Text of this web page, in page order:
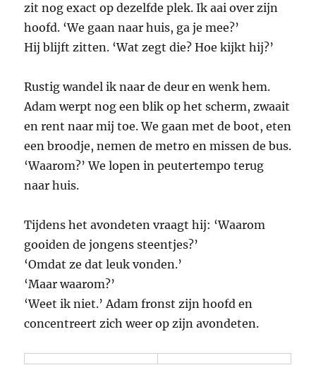
zit nog exact op dezelfde plek. Ik aai over zijn
hoofd. ‘We gaan naar huis, ga je mee?’
Hij blijft zitten. ‘Wat zegt die? Hoe kijkt hij?’
Rustig wandel ik naar de deur en wenk hem.
Adam werpt nog een blik op het scherm, zwaait
en rent naar mij toe. We gaan met de boot, eten
een broodje, nemen de metro en missen de bus.
‘Waarom?’ We lopen in peutertempo terug
naar huis.
Tijdens het avondeten vraagt hij: ‘Waarom
gooiden de jongens steentjes?’
‘Omdat ze dat leuk vonden.’
‘Maar waarom?’
‘Weet ik niet.’ Adam fronst zijn hoofd en
concentreert zich weer op zijn avondeten.